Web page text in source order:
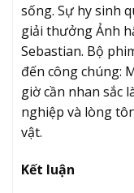
sống. Sự hy sinh
giải thưởng Ảnh
Sebastian. Bộ
đến công chúng:
giờ cần nhan sắc
nghiệp và lòng
vật.
Kết luận